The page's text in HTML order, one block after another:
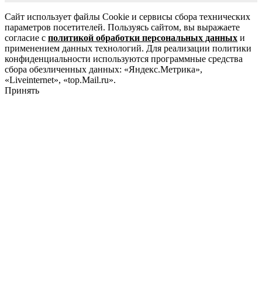
Сайт использует файлы Cookie и сервисы сбора технических
параметров посетителей. Пользуясь сайтом, вы выражаете
согласие с политикой обработки персональных данных и
применением данных технологий. Для реализации политики
конфиденциальности используются программные средства
сбора обезличенных данных: «Яндекс.Метрика»,
«Liveinternet», «top.Mail.ru».
Принять